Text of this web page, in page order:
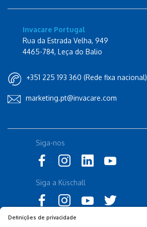
Invacare Portugal
Rua da Estrada Velha, 949
4465-784, Leça do Balio
+351 225 193 360 (Rede fixa nacional)
marketing.pt@invacare.com
Siga-nos
Siga a Küschall